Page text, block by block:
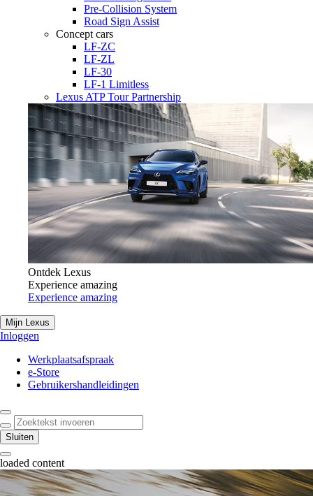
Pre-Collision System
Road Sign Assist
Concept cars
LF-ZC
LF-ZL
LF-30
LF-1 Limitless
Lexus ATP Tour Partnership
Ontdek Lexus
Experience amazing
Experience amazing
Mijn Lexus
Inloggen
Werkplaatsafspraak
e-Store
Gebruikershandleidingen
Click to search
Sluiten
Notification bell
loaded content